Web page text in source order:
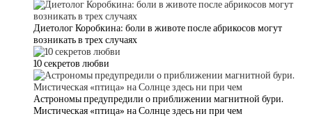
Диетолог Коробкина: боли в животе после абрикосов могут
возникать в трех случаях
10 секретов любви
Астрономы предупредили о приближении магнитной бури.
Мистическая «птица» на Солнце здесь ни при чем